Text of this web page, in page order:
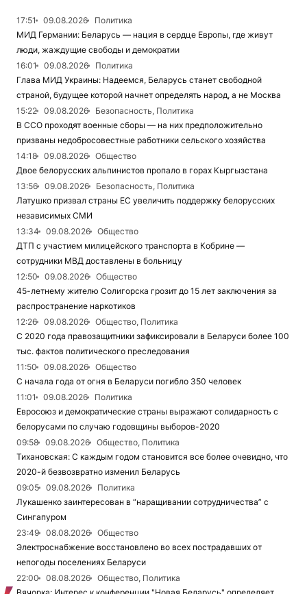
17:51 09.08.2026
Политика
МИД Германии: Беларусь — нация в сердце Европы, где живут
люди, жаждущие свободы и демократии
16:01
09.08.2026
Политика
Глава МИД Украины: Надеемся, Беларусь станет свободной
страной, будущее которой начнет определять народ, а не Москва
15:22
09.08.2026
Безопасность, Политика
В ССО проходят военные сборы — на них предположительно
призваны недобросовестные работники сельского хозяйства
14:18
09.08.2026
Общество
Двое белорусских альпинистов пропало в горах Кыргызстана
13:56
09.08.2026
Безопасность, Политика
Латушко призвал страны ЕС увеличить поддержку белорусских
независимых СМИ
13:34
09.08.2026
Общество
ДТП с участием милицейского транспорта в Кобрине —
сотрудники МВД доставлены в больницу
12:50
09.08.2026
Общество
45-летнему жителю Солигорска грозит до 15 лет заключения за
распространение наркотиков
12:26
09.08.2026
Общество, Политика
С 2020 года правозащитники зафиксировали в Беларуси более 100
тыс. фактов политического преследования
11:50
09.08.2026
Общество
С начала года от огня в Беларуси погибло 350 человек
11:01
09.08.2026
Политика
Евросоюз и демократические страны выражают солидарность с
белорусами по случаю годовщины выборов-2020
09:58
09.08.2026
Общество, Политика
Тихановская: С каждым годом становится все более очевидно, что
2020-й безвозвратно изменил Беларусь
09:05
09.08.2026
Политика
Лукашенко заинтересован в “наращивании сотрудничества” с
Сингапуром
23:49
08.08.2026
Общество
Электроснабжение восстановлено во всех пострадавших от
непогоды поселениях Беларуси
22:00
08.08.2026
Общество, Политика